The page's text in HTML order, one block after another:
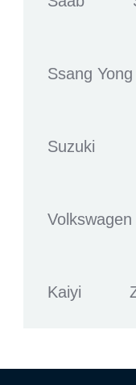
Ssang Yong
Suzuki
Volkswagen
Kaiyi